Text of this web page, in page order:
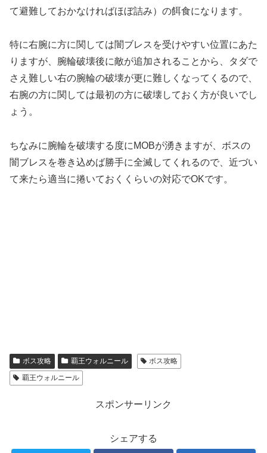
て避難しておかなければほぼ詰み）の餌食になります。
特に右腕に方に関しては闇ブレスを受けやすい位置にあた
りますが、腕輪破壊後に敵が追加されることから、タダで
さえ難しい右の腕輪の破壊が更に難しくなってくるので、
右腕の方に関しては最初の方に破壊しておく方が良いでし
ょう。
ちなみに腕輪を破壊する度にMOBが湧きますが、ボスの
闇ブレスを巻き込めば勝手に全滅してくれるので、近づい
て来たら適当に捲いておくくらいの対応でOKです。
ボス攻略 覇王ウォルニール
ボス攻略
覇王ウォルニール
スポンサーリンク
シェアする